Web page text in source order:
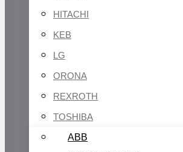
HITACHI
KEB
LG
ORONA
REXROTH
TOSHIBA
ABB